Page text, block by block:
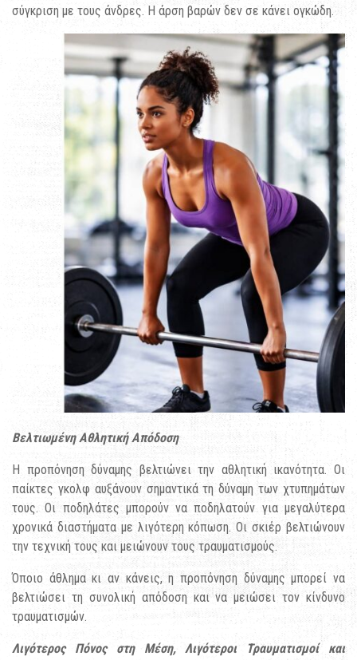
σύγκριση με τους άνδρες. Η άρση βαρών δεν σε κάνει ογκώδη.
Βελτιωμένη Αθλητική Απόδοση
Η προπόνηση δύναμης βελτιώνει την αθλητική ικανότητα. Οι
παίκτες γκολφ αυξάνουν σημαντικά τη δύναμη των χτυπημάτων
τους. Οι ποδηλάτες μπορούν να ποδηλατούν για μεγαλύτερα
χρονικά διαστήματα με λιγότερη κόπωση. Οι σκιέρ βελτιώνουν
την τεχνική τους και μειώνουν τους τραυματισμούς.
Όποιο άθλημα κι αν κάνεις, η προπόνηση δύναμης μπορεί να
βελτιώσει τη συνολική απόδοση και να μειώσει τον κίνδυνο
τραυματισμών.
Λιγότερος Πόνος στη Μέση, Λιγότεροι Τραυματισμοί και